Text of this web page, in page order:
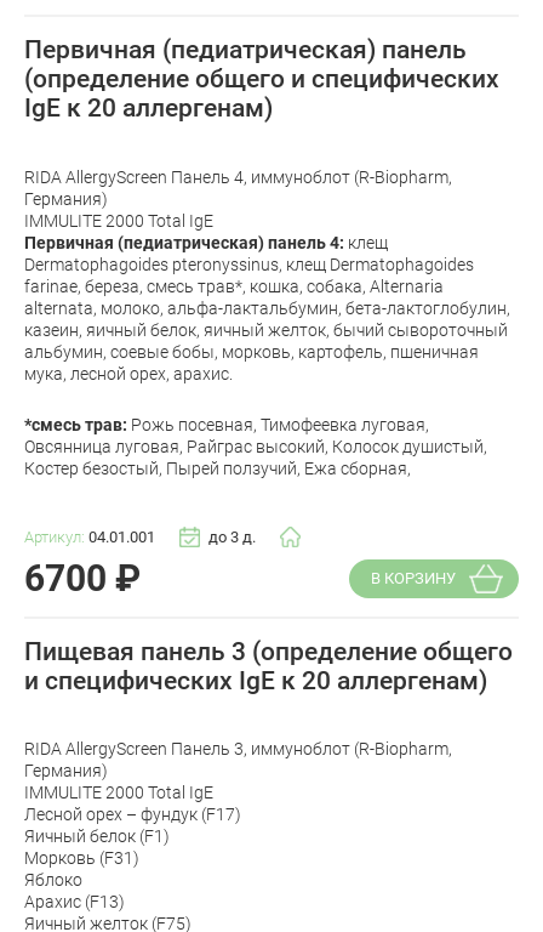
Первичная (педиатрическая) панель
(определение общего и специфических
IgE к 20 аллергенам)
RIDA AllergyScreen Панель 4, иммуноблот (R-Biopharm,
Германия)
IMMULITE 2000 Total IgE
Первичная (педиатрическая) панель 4: клещ
Dermatophagoides pteronyssinus, клещ Dermatophagoides
farinae, береза, смесь трав*, кошка, собака, Alternaria
alternata, молоко, альфа-лактальбумин, бета-лактоглобулин,
казеин, яичный белок, яичный желток, бычий сывороточный
альбумин, соевые бобы, морковь, картофель, пшеничная
мука, лесной орех, арахис.
*смесь трав: Рожь посевная, Тимофеевка луговая,
Овсянница луговая, Райграс высокий, Колосок душистый,
Костер безостый, Пырей ползучий, Ежа сборная,
Артикул: 04.01.001 до 3 д.
6700 ₽ В КОРЗИНУ
Пищевая панель 3 (определение общего
и специфических IgE к 20 аллергенам)
RIDA AllergyScreen Панель 3, иммуноблот (R-Biopharm,
Германия)
IMMULITE 2000 Total IgE
Лесной орех – фундук (F17)
Яичный белок (F1)
Морковь (F31)
Яблоко
Арахис (F13)
Яичный желток (F75)